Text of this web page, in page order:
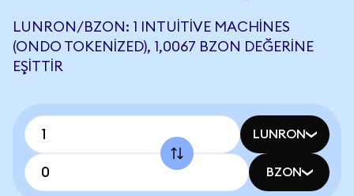
LUNRON/BZON: 1 INTUITIVE MACHINES
(ONDO TOKENIZED), 1,0067 BZON DEĞERINE
EŞITTIR
LUNRON
BZON